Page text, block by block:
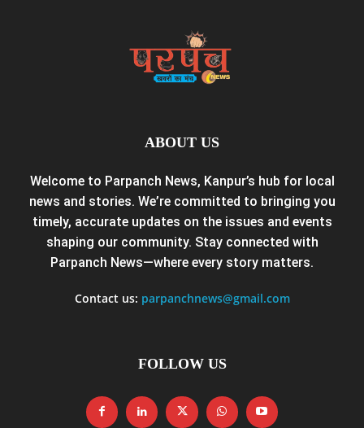
ABOUT US
Welcome to Parpanch News, Kanpur’s hub for local
news and stories. We’re committed to bringing you
timely, accurate updates on the issues and events
shaping our community. Stay connected with
Parpanch News—where every story matters.
Contact us: parpanchnews@gmail.com
FOLLOW US